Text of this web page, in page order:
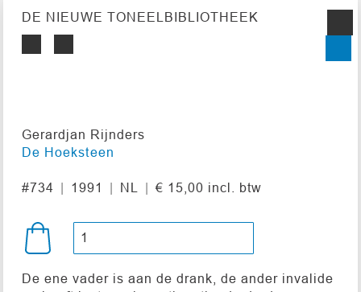
DE NIEUWE TONEELBIBLIOTHEEK
Gerardjan Rijnders
De Hoeksteen
#734 1991 NL € 15,00 incl. btw
De ene vader is aan de drank, de ander invalide